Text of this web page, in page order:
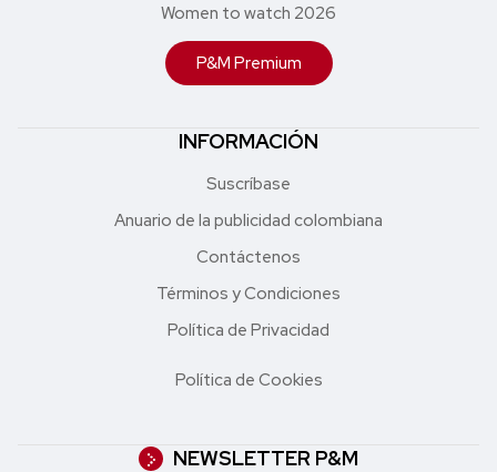
Women to watch 2026
P&M Premium
INFORMACIÓN
Suscríbase
Anuario de la publicidad colombiana
Contáctenos
Términos y Condiciones
Política de Privacidad
Política de Cookies
NEWSLETTER P&M